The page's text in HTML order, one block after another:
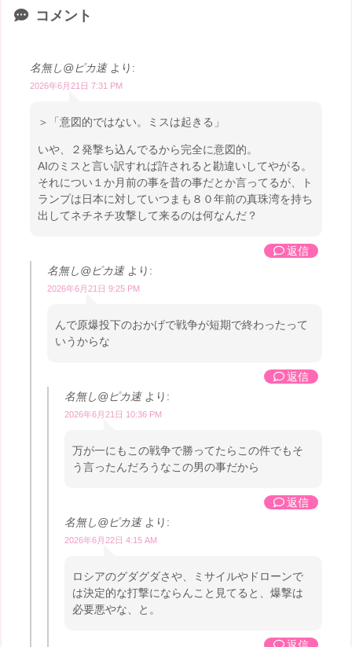
コメント
名無し@ピカ速 より:
2026年6月21日 7:31 PM
＞「意図的ではない。ミスは起きる」
いや、２発撃ち込んでるから完全に意図的。
AIのミスと言い訳すれば許されると勘違いしてやがる。
それについ１か月前の事を昔の事だとか言ってるが、ト
ランプは日本に対していつまも８０年前の真珠湾を持ち
出してネチネチ攻撃して来るのは何なんだ？
返信
名無し@ピカ速 より:
2026年6月21日 9:25 PM
んで原爆投下のおかげで戦争が短期で終わったって
いうからな
返信
名無し@ピカ速 より:
2026年6月21日 10:36 PM
万が一にもこの戦争で勝ってたらこの件でもそ
う言ったんだろうなこの男の事だから
返信
名無し@ピカ速 より:
2026年6月22日 4:15 AM
ロシアのグダグダさや、ミサイルやドローンで
は決定的な打撃にならんこと見てると、爆撃は
必要悪やな、と。
返信